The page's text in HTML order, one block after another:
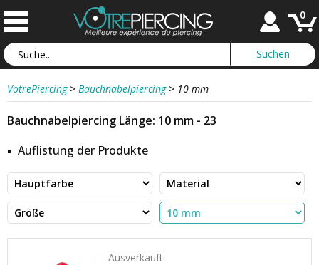
0
VotrePiercing > Bauchnabelpiercing > 10 mm
Bauchnabelpiercing Länge: 10 mm - 23
Auflistung der Produkte
Ausverkauft